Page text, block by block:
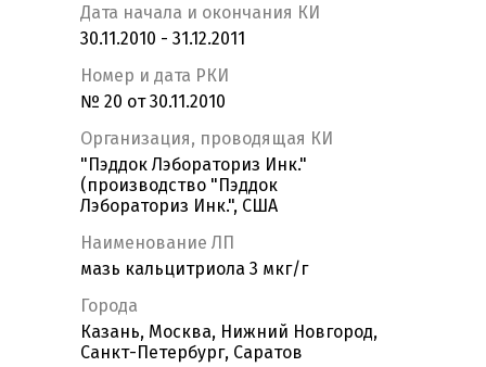
Дата начала и окончания КИ
30.11.2010 - 31.12.2011
Номер и дата РКИ
№ 20 от 30.11.2010
Организация, проводящая КИ
"Пэддок Лэбораториз Инк."
(производство "Пэддок
Лэбораториз Инк.", США
Наименование ЛП
мазь кальцитриола 3 мкг/г
Города
Казань, Москва, Нижний Новгород,
Санкт-Петербург, Саратов